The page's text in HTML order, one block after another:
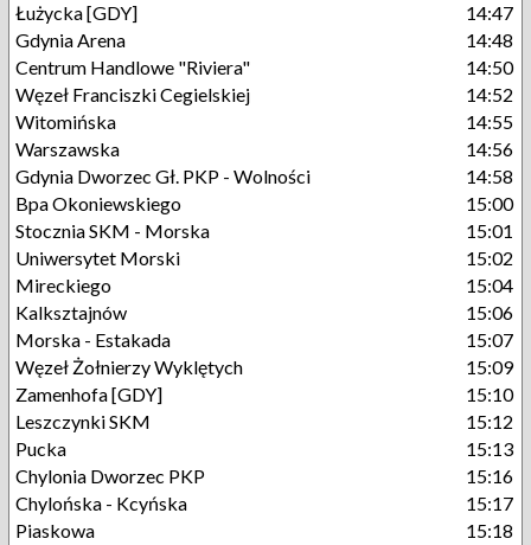
Łużycka [GDY]
14:47
Gdynia Arena
14:48
Centrum Handlowe "Riviera"
14:50
Węzeł Franciszki Cegielskiej
14:52
Witomińska
14:55
Warszawska
14:56
Gdynia Dworzec Gł. PKP - Wolności
14:58
Bpa Okoniewskiego
15:00
Stocznia SKM - Morska
15:01
Uniwersytet Morski
15:02
Mireckiego
15:04
Kalksztajnów
15:06
Morska - Estakada
15:07
Węzeł Żołnierzy Wyklętych
15:09
Zamenhofa [GDY]
15:10
Leszczynki SKM
15:12
Pucka
15:13
Chylonia Dworzec PKP
15:16
Chylońska - Kcyńska
15:17
Piaskowa
15:18